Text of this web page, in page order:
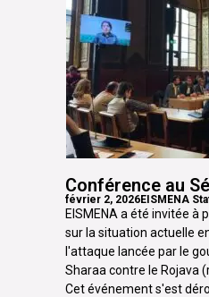
Conférence au
février 2, 2026EISMENA
EISMENA a été invitée à
sur la situation actuelle
l'attaque lancée par le
Sharaa contre le Rojava
Cet événement s'est